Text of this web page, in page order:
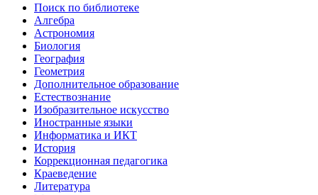
Поиск по библиотеке
Алгебра
Астрономия
Биология
География
Геометрия
Дополнительное образование
Естествознание
Изобразительное искусство
Иностранные языки
Информатика и ИКТ
История
Коррекционная педагогика
Краеведение
Литература